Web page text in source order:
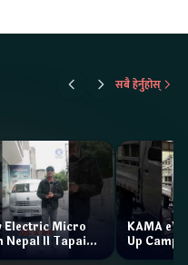
सबै हेर्नुहोस्
Electric Micro
Nepal II Tapaiko
Jankari
KAMA eV
Up Camp